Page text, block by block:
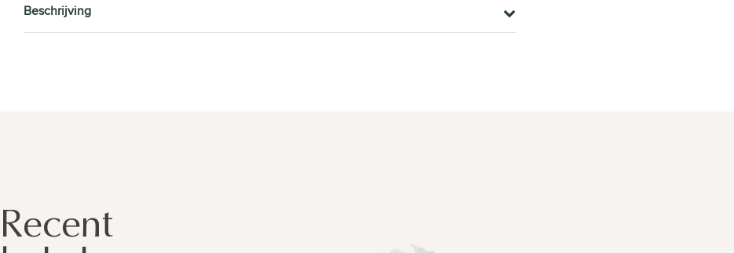
Beschrijving
Recent